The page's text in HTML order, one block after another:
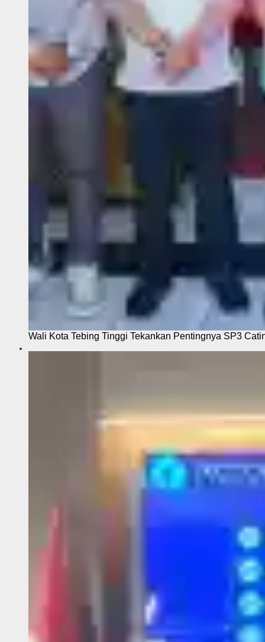
Wali Kota Tebing Tinggi Tekankan Pentingnya SP3